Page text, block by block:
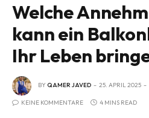
Welche
kann ein
Ihr Leben
BYQAMER JAVED 25. APRIL 2025
KEINE KOMMENTARE 4 MINS READ